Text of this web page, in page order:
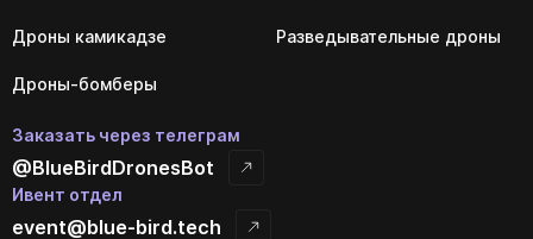
Дроны камикадзе Разведывательные дроны
Дроны-бомберы
Заказать через телеграм
@BlueBirdDronesBot
Ивент отдел
event@blue-bird.tech